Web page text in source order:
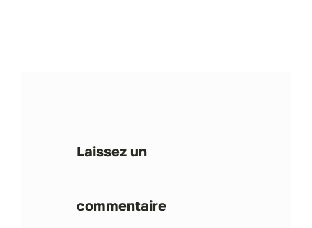
Laissez un
commentaire